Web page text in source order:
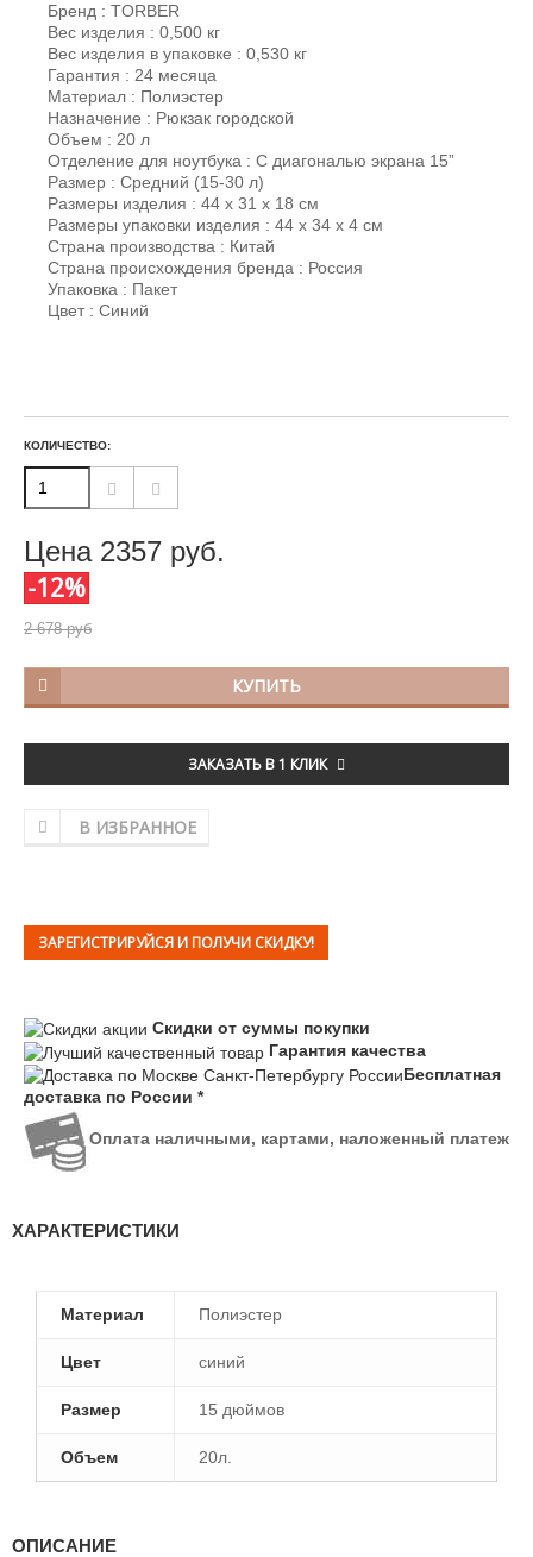
Бренд : TORBER
Вес изделия : 0,500 кг
Вес изделия в упаковке : 0,530 кг
Гарантия : 24 месяца
Материал : Полиэстер
Назначение : Рюкзак городской
Объем : 20 л
Отделение для ноутбука : С диагональю экрана 15”
Размер : Средний (15-30 л)
Размеры изделия : 44 х 31 х 18 см
Размеры упаковки изделия : 44 х 34 х 4 см
Страна производства : Китай
Страна происхождения бренда : Россия
Упаковка : Пакет
Цвет : Синий
КОЛИЧЕСТВО:
Цена 2357 руб.
-12%
2 678 руб
КУПИТЬ
ЗАКАЗАТЬ В 1 КЛИК
В ИЗБРАННОЕ
ЗАРЕГИСТРИРУЙСЯ И ПОЛУЧИ СКИДКУ!
Скидки от суммы покупки
Гарантия качества
Бесплатная
доставка по России *
Оплата наличными, картами, наложенный платеж
ХАРАКТЕРИСТИКИ
Материал Полиэстер
Цвет синий
Размер 15 дюймов
Объем 20л.
ОПИСАНИЕ